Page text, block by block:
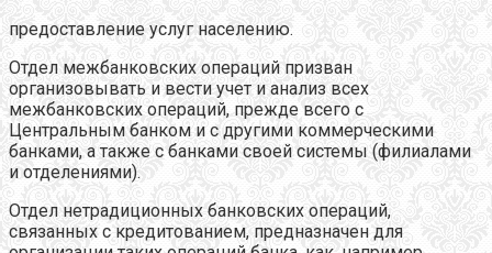
предоставление услуг населению.
Отдел межбанковских операций призван
организовывать и вести учет и анализ всех
межбанковских операций, прежде всего с
Центральным банком и с другими коммерческими
банками, а также с банками своей системы (филиалами
и отделениями).
Отдел нетрадиционных банковских операций,
связанных с кредитованием, предназначен для